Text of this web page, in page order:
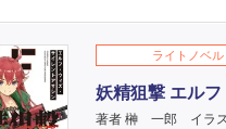
ライトノベル
妖精狙撃 エル
著者 榊 一郎 イラ